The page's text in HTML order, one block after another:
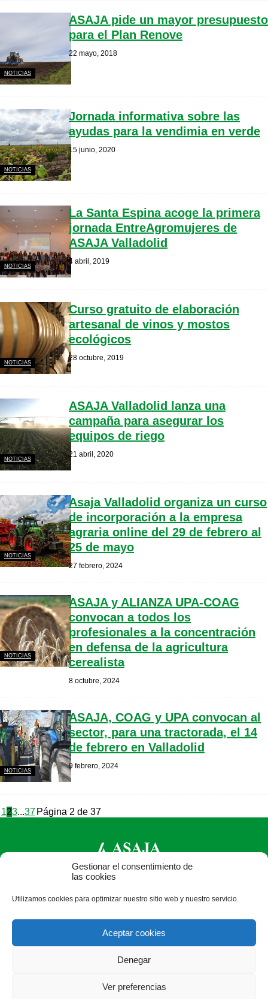
Gestionar el consentimiento de
las cookies
Utilizamos cookies para optimizar nuestro sitio web y nuestro servicio.
Aceptar cookies
Denegar
Ver preferencias
NOTICIAS
ASAJA pide un mayor presupuesto
para el Plan Renove
22 mayo, 2018
NOTICIAS
Jornada informativa sobre las
ayudas para la vendimia en verde
15 junio, 2020
NOTICIAS
La Santa Espina acoge la primera
jornada EntreAgromujeres de
ASAJA Valladolid
4 abril, 2019
NOTICIAS
Curso gratuito de elaboración
artesanal de vinos y mostos
ecológicos
28 octubre, 2019
NOTICIAS
ASAJA Valladolid lanza una
campaña para asegurar los
equipos de riego
21 abril, 2020
NOTICIAS
Asaja Valladolid organiza un curso
de incorporación a la empresa
agraria online del 29 de febrero al
25 de mayo
27 febrero, 2024
NOTICIAS
ASAJA y ALIANZA UPA-COAG
convocan a todos los
profesionales a la concentración
en defensa de la agricultura
cerealista
8 octubre, 2024
NOTICIAS
ASAJA, COAG y UPA convocan al
sector, para una tractorada, el 14
de febrero en Valladolid
9 febrero, 2024
123...37 Página 2 de 37
+34 983 203 371 · Fax: +34 983 391 511 ·
asajavalladolid@asajavalladolid.com